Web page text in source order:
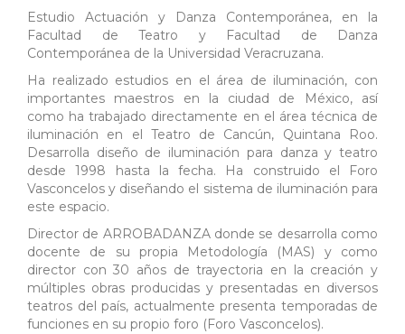
Estudio Actuación y Danza Contemporánea, en la
Facultad de Teatro y Facultad de Danza
Contemporánea de la Universidad Veracruzana.
Ha realizado estudios en el área de iluminación, con
importantes maestros en la ciudad de México, así
como ha trabajado directamente en el área técnica de
iluminación en el Teatro de Cancún, Quintana Roo.
Desarrolla diseño de iluminación para danza y teatro
desde 1998 hasta la fecha. Ha construido el Foro
Vasconcelos y diseñando el sistema de iluminación para
este espacio.
Director de ARROBADANZA donde se desarrolla como
docente de su propia Metodología (MAS) y como
director con 30 años de trayectoria en la creación y
múltiples obras producidas y presentadas en diversos
teatros del país, actualmente presenta temporadas de
funciones en su propio foro (Foro Vasconcelos).